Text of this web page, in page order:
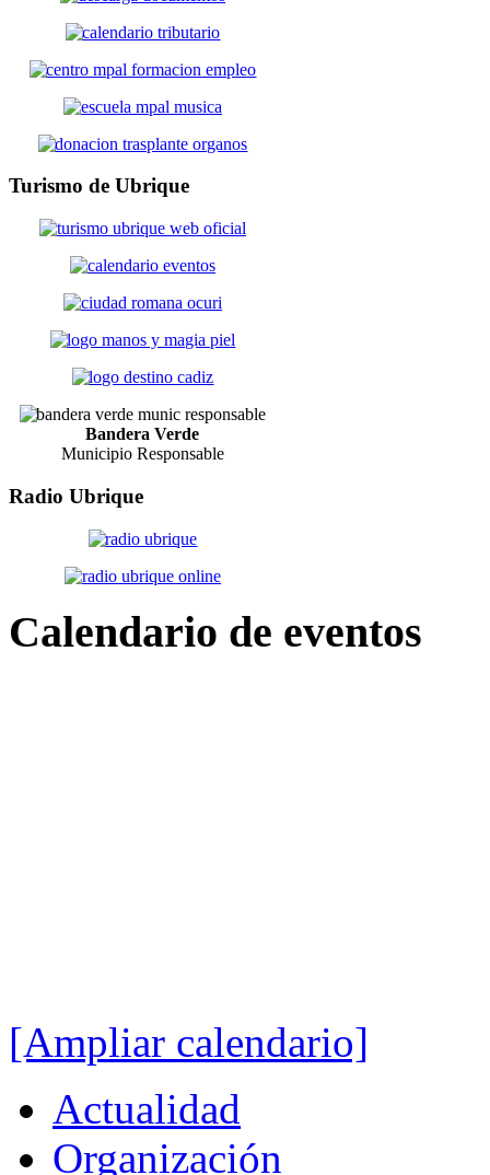
Turismo de Ubrique
Bandera Verde
Municipio Responsable
Radio Ubrique
Calendario de eventos
[Ampliar calendario]
Actualidad
Organización